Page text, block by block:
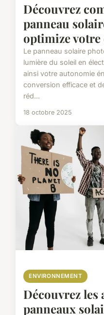
Découvrez
panneau
optimize votre
Le panneau solaire
lumière du soleil en
ainsi votre autonomie
conversion efficace et
réd...
18 octobre 2025
ENVIRONNEMENT
Découvrez les
panneaux